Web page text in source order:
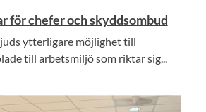
för chefer och skyddsombud
ytterligare möjlighet till
till arbetsmiljö som riktar sig...